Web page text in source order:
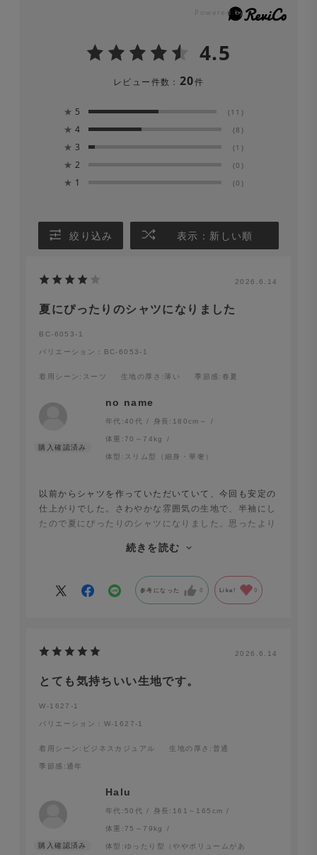
4.5
レビュー件数： 20件
★ 5 (11)
★ 4 (8)
★ 3 (1)
★ 2 (0)
★ 1 (0)
絞り込み 表示：新しい順
2026.6.14
夏にぴったりのシャツになりました
BC-6053-1
バリエーション：BC-6053-1
着用シーン :スーツ 生地の厚さ :薄い 季節感:春夏
no name
年代:40代 身長: 180cm～
体重: 70～74kg
体型: スリム型（細身・華奢）
以前からシャツを作っていただいていて、今回も安定の
仕上がりでした。さわやかな雰囲気の生地で、半袖にし
たので夏にぴったりのシャツになりました。思ったより
したが、デザイン着心地は文句なしです。値上がりした
れません。
続きを読む
参考になった 0 Like! 0
2026.6.14
とても気持ちいい生地です。
W-1627-1
バリエーション：W-1627-1
着用シーン :ビジネスカジュアル 生地の厚さ :普通
季節感 :通年
Halu
年代: 50代 身長: 161～165cm
体重: 75～79kg
体型: ゆったり型（ややボリュームがあ